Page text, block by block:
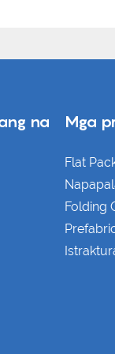
na
Mga
Flat
Folding